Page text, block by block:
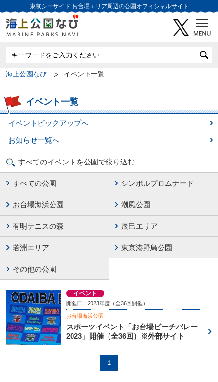
東京シーサイド お台場エリア周辺の公園オフィシャルサイト
海上公園なび イベント一覧
イベント一覧
イベントピックアップへ
お知らせ一覧へ
すべてのイベントを公園で絞り込む
すべての公園 シンボルプロムナード
お台場海浜公園 潮風公園
有明テニスの森 辰巳エリア
若洲エリア 東京港野鳥公園
その他の公園
イベント
開催日：2023年度（全36回開催）
お台場海浜公園
スポーツイベント「お台場ビーチバレー
2023」開催（全36回）※外部サイト
1